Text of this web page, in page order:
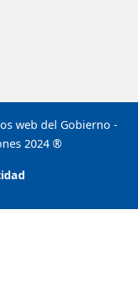
web del Gobierno -
2024 ®